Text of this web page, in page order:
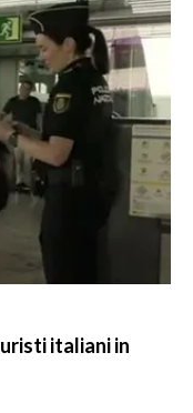
italiani in